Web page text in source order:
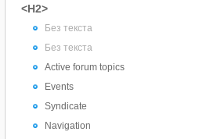
<H2>
Без текста
Без текста
Active forum topics
Events
Syndicate
Navigation